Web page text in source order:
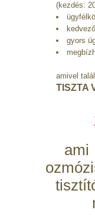
(kezdés:
gyors
amivel
TISZTA
ami